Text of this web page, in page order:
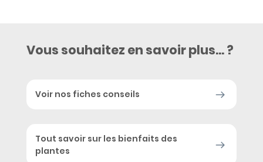
Vous souhaitez en savoir plus... ?
Voir nos fiches conseils
Tout savoir sur les bienfaits des
plantes